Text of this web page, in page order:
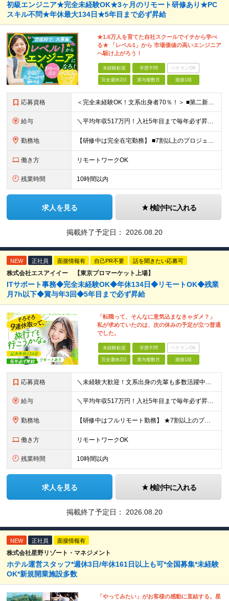
初級エンジニア★完全未経験OK★3ヶ月のリモート研修あり★PC
スキル不問★年休最大134日★5年目まで必ず昇給
★1.6万人を育てた自社スクールでイチから学べ
る★ 「レベル1」から 市場価値の高いエンジニア
へ駆け上がろう！
未経験歓迎 学歴不問 ベテランOK
完全週休2日 賞与複数月 面接1回
応募資格 ＜完全未経験OK！文系出身者70％！＞ ■第二新卒歓迎 ■学歴・経歴不問・社会人未経験もOK ■20代を中心に活躍中◎ ★☆先輩たちの前職☆★ 元アパレルスタッフや塾講師、介護士、事務、営業など社員
給与 ＼平均年収517万円！入社5年目まで毎年必ず昇給／ ■賞与年3回 ■年収800万円以上も可 ■入社3年以上の平均年収469.2万円 月給23万2000円以上＋賞与年3回＋各種手当 ☆入社5年目まで最
勤務地 【研修中は完全在宅勤務】 ■7割以上のプロジェクトでリモートワークを導入 ■一都三県のプロジェクト先 ■転居を伴う転勤なし ＜プロジェクト先＞ 東京・神奈川・千葉・埼玉でのプロジェクト先にて勤務いた
働き方 リモートワークOK
残業時間 10時間以内
求人を見る 検討中に入れる
掲載終了予定日： 2026.08.20
NEW 正社員 面接情報有 自己PR不要 話を聞きたい応募可
株式会社エスアイイー 【東京プロマーケット上場】
ITサポート事務◆完全未経験OK◆年休134日◆リモートOK◆残業
月7h以下◆賞与年3回◆5年目まで必ず昇給
「転職って、そんなに意気込まなきゃダメ？」
私が求めていたのは、次の休みの予定が立つ普通
でした。
未経験歓迎 学歴不問 ベテランOK
完全週休2日 賞与複数月 面接1回
応募資格 ＼未経験大歓迎！文系出身の先輩も多数活躍中／ ◆PCスキルに自信のない方も歓迎 ◆完全未経験OK ◆社会人デビューもOK ◆学歴不問 ＊*こんなアナタにオススメです*＊ ◇事務職に興味があるが、給与
給与 ＼平均年収517万円！入社5年目まで毎年必ず昇給／ ■賞与年3回 ■年収800万円以上も可 ■入社3年以上の平均年収469.2万円 月給23万2000円以上＋賞与年3回＋各種手当 ☆入社5年目まで最
勤務地 【研修中はフルリモート勤務】 ★7割以上のプロジェクトでリモートワークを導入 ★一都三県のプロジェクト先 ★転居を伴う転勤なし ＜プロジェクト先＞ 東京・神奈川・千葉・埼玉でのプロジェクト先にて勤務
働き方 リモートワークOK
残業時間 10時間以内
求人を見る 検討中に入れる
掲載終了予定日： 2026.08.20
NEW 正社員 面接情報有
株式会社星野リゾート・マネジメント
ホテル運営スタッフ*週休3日/年休161日以上も可*全国募集*未経験
OK*新規開業施設多数
「やってみたい」がお客様の感動に直結する。星